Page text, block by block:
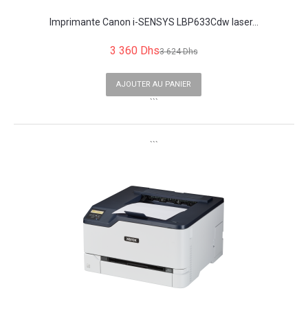
Imprimante Canon i-SENSYS LBP633Cdw laser...
3 360 Dhs3 624 Dhs
AJOUTER AU PANIER
```
```